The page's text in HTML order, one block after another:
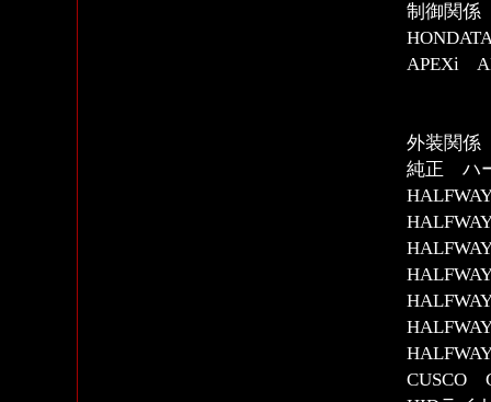
制御関係
APEXi
外装関係
純正 ハ
CUSCO